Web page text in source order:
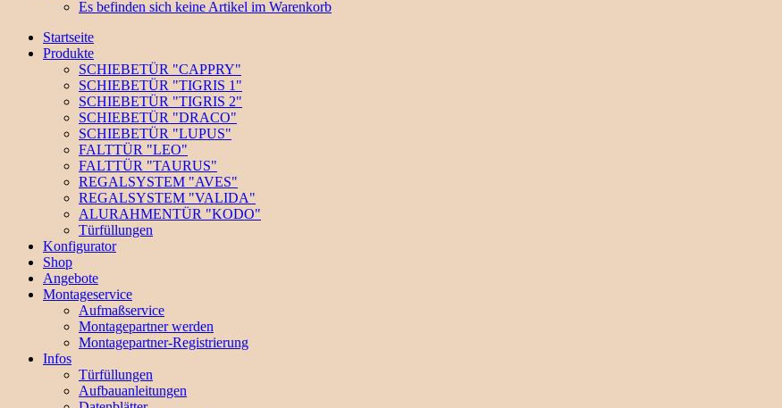
Es befinden sich keine Artikel im Warenkorb
Startseite
Produkte
SCHIEBETÜR "CAPPRY"
SCHIEBETÜR "TIGRIS 1"
SCHIEBETÜR "TIGRIS 2"
SCHIEBETÜR "DRACO"
SCHIEBETÜR "LUPUS"
FALTTÜR "LEO"
FALTTÜR "TAURUS"
REGALSYSTEM "AVES"
REGALSYSTEM "VALIDA"
ALURAHMENTÜR "KODO"
Türfüllungen
Konfigurator
Shop
Angebote
Montageservice
Aufmaßservice
Montagepartner werden
Montagepartner-Registrierung
Infos
Türfüllungen
Aufbauanleitungen